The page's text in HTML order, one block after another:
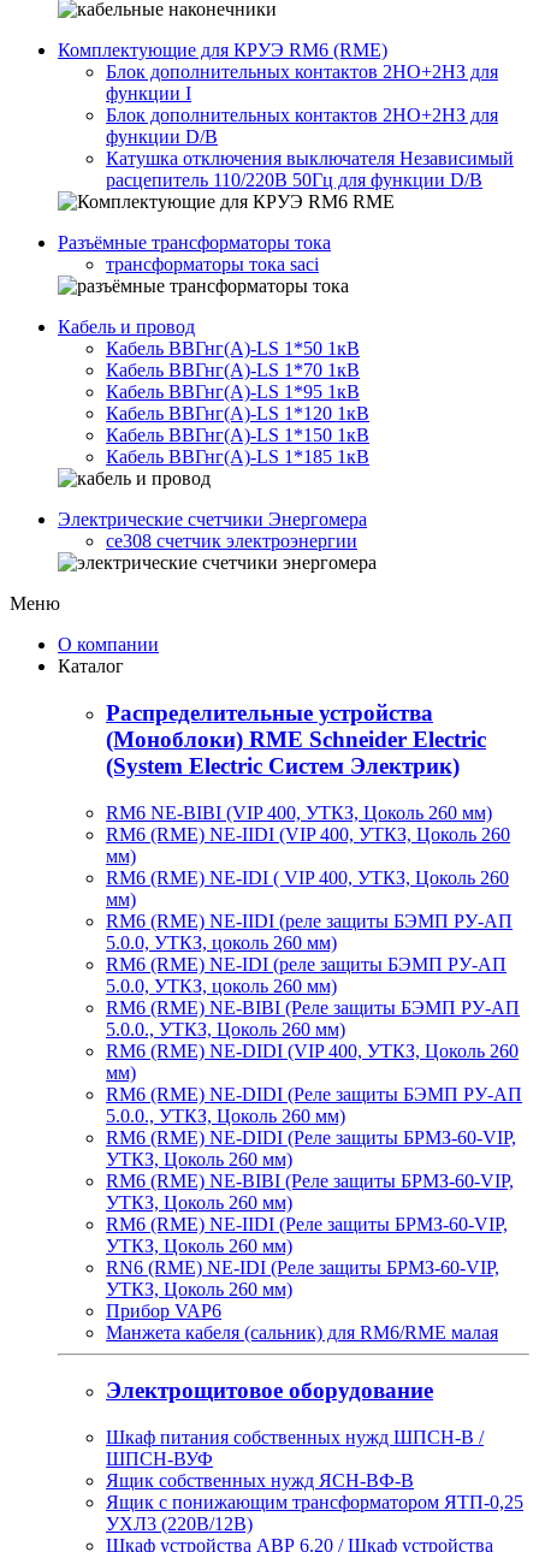
Комплектующие для КРУЭ RM6 (RME)
Блок дополнительных контактов 2НО+2НЗ для
функции I
Блок дополнительных контактов 2НО+2НЗ для
функции D/B
Катушка отключения выключателя Независимый
расцепитель 110/220В 50Гц для функции D/B
Разъёмные трансформаторы тока
трансформаторы тока saci
Кабель и провод
Кабель ВВГнг(A)-LS 1*50 1кВ
Кабель ВВГнг(A)-LS 1*70 1кВ
Кабель ВВГнг(A)-LS 1*95 1кВ
Кабель ВВГнг(A)-LS 1*120 1кВ
Кабель ВВГнг(A)-LS 1*150 1кВ
Кабель ВВГнг(A)-LS 1*185 1кВ
Электрические счетчики Энергомера
ce308 счетчик электроэнергии
Меню
О компании
Каталог
Распределительные устройства
(Моноблоки) RME Schneider Electric
(System Electric Систем Электрик)
RM6 NE-BIBI (VIP 400, УТКЗ, Цоколь 260 мм)
RM6 (RME) NE-IIDI (VIP 400, УТКЗ, Цоколь 260
мм)
RM6 (RME) NE-IDI ( VIP 400, УТКЗ, Цоколь 260
мм)
RM6 (RME) NE-IIDI (реле защиты БЭМП РУ-АП
5.0.0, УТКЗ, цоколь 260 мм)
RM6 (RME) NE-IDI (реле защиты БЭМП РУ-АП
5.0.0, УТКЗ, цоколь 260 мм)
RM6 (RME) NE-BIBI (Реле защиты БЭМП РУ-АП
5.0.0., УТКЗ, Цоколь 260 мм)
RM6 (RME) NE-DIDI (VIP 400, УТКЗ, Цоколь 260
мм)
RM6 (RME) NE-DIDI (Реле защиты БЭМП РУ-АП
5.0.0., УТКЗ, Цоколь 260 мм)
RM6 (RME) NE-DIDI (Реле защиты БРМЗ-60-VIP,
УТКЗ, Цоколь 260 мм)
RM6 (RME) NE-BIBI (Реле защиты БРМЗ-60-VIP,
УТКЗ, Цоколь 260 мм)
RM6 (RME) NE-IIDI (Реле защиты БРМЗ-60-VIP,
УТКЗ, Цоколь 260 мм)
RN6 (RME) NE-IDI (Реле защиты БРМЗ-60-VIP,
УТКЗ, Цоколь 260 мм)
Прибор VAP6
Манжета кабеля (сальник) для RM6/RME малая
Электрощитовое оборудование
Шкаф питания собственных нужд ШПСН-В /
ШПСН-ВУФ
Ящик собственных нужд ЯСН-ВФ-В
Ящик с понижающим трансформатором ЯТП-0,25
УХЛ3 (220В/12В)
Шкаф устройства АВР 6.20 / Шкаф устройства